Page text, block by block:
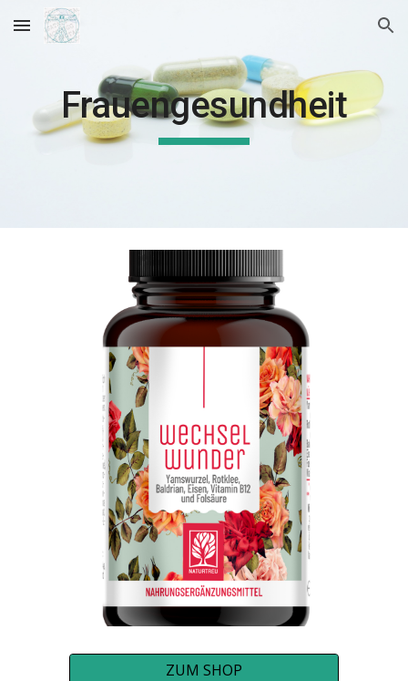
Skip to main content Skip to navigation
Frauengesundheit
ZUM SHOP